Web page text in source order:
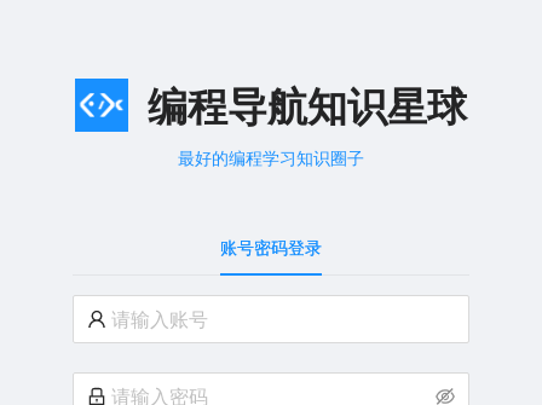
编程导航知识星球
最好的编程学习知识圈子
账号密码登录